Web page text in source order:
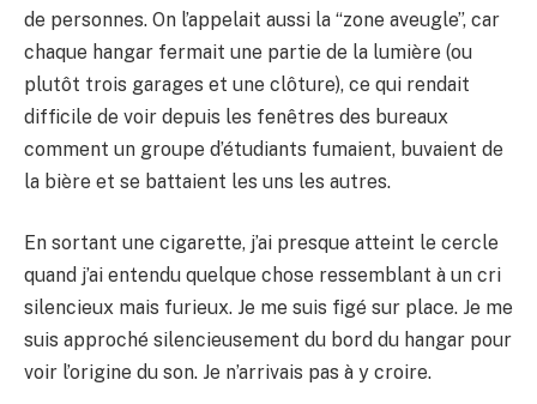
de personnes. On l’appelait aussi la “zone aveugle”, car
chaque hangar fermait une partie de la lumière (ou
plutôt trois garages et une clôture), ce qui rendait
difficile de voir depuis les fenêtres des bureaux
comment un groupe d’étudiants fumaient, buvaient de
la bière et se battaient les uns les autres.
En sortant une cigarette, j’ai presque atteint le cercle
quand j’ai entendu quelque chose ressemblant à un cri
silencieux mais furieux. Je me suis figé sur place. Je me
suis approché silencieusement du bord du hangar pour
voir l’origine du son. Je n’arrivais pas à y croire.